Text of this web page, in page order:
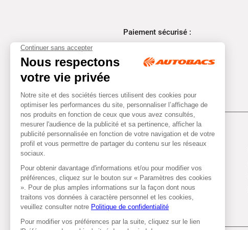
Paiement sécurisé :